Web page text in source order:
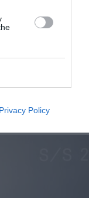
Privacy Policy
απόχρωση που